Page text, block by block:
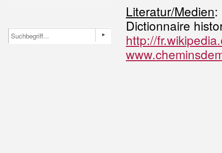
Literatur/Medien:
Dictionnaire
http://